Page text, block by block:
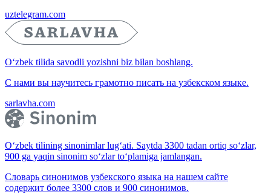
uztelegram.com
O‘zbek tilida savodli yozishni biz bilan boshlang.
С нами вы научитесь грамотно писать на узбекском языке.
sarlavha.com
O‘zbek tilining sinonimlar lug‘ati. Saytda 3300 tadan ortiq so‘zlar,
900 ga yaqin sinonim so‘zlar to‘plamiga jamlangan.
Словарь синонимов узбекского языка на нашем сайте
содержит более 3300 слов и 900 синонимов.